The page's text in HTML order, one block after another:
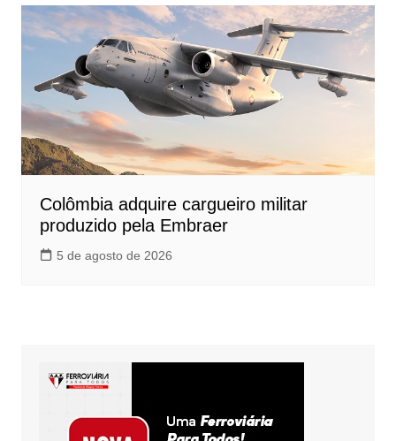
Colômbia adquire cargueiro militar
produzido pela Embraer
5 de agosto de 2026